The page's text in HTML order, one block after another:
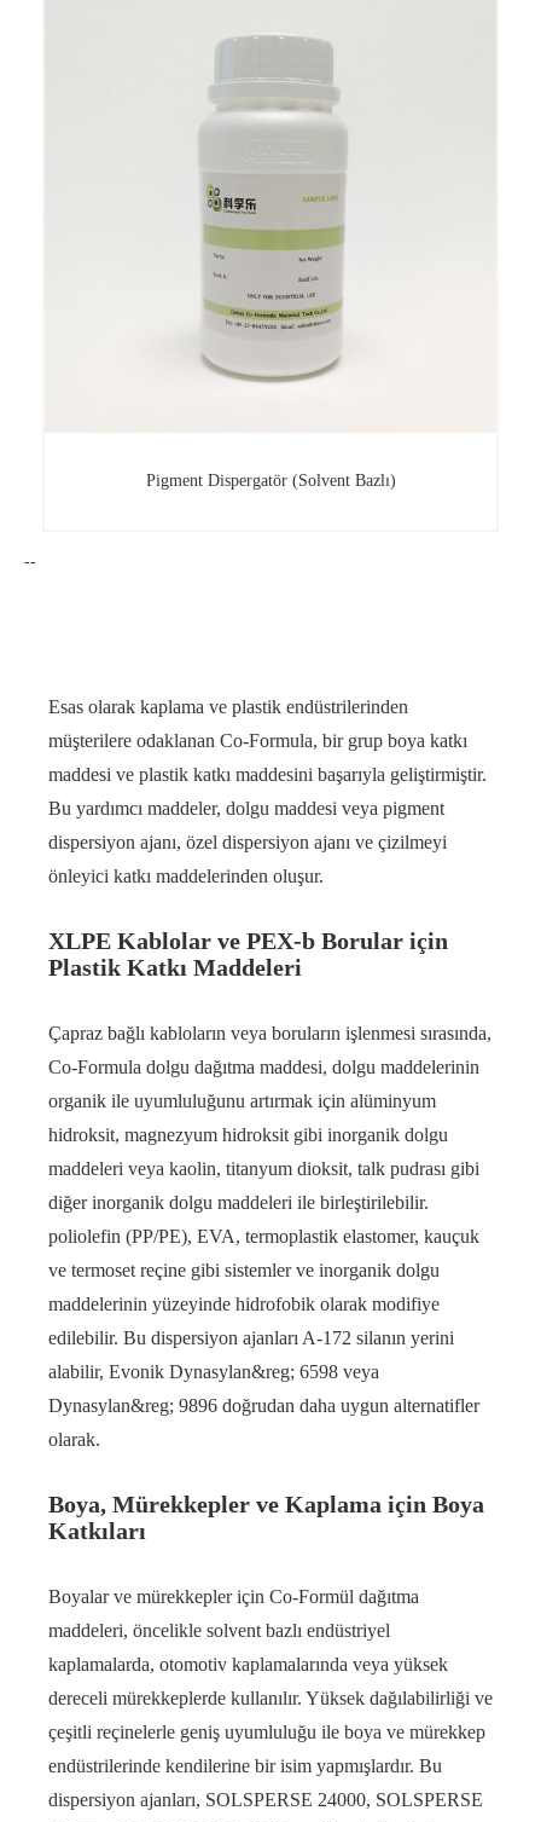
Pigment Dispergatör (Solvent Bazlı)
--
Esas olarak kaplama ve plastik endüstrilerinden
müşterilere odaklanan Co-Formula, bir grup boya katkı
maddesi ve plastik katkı maddesini başarıyla geliştirmiştir.
Bu yardımcı maddeler, dolgu maddesi veya pigment
dispersiyon ajanı, özel dispersiyon ajanı ve çizilmeyi
önleyici katkı maddelerinden oluşur.
XLPE Kablolar ve PEX-b Borular için
Plastik Katkı Maddeleri
Çapraz bağlı kabloların veya boruların işlenmesi sırasında,
Co-Formula dolgu dağıtma maddesi, dolgu maddelerinin
organik ile uyumluluğunu artırmak için alüminyum
hidroksit, magnezyum hidroksit gibi inorganik dolgu
maddeleri veya kaolin, titanyum dioksit, talk pudrası gibi
diğer inorganik dolgu maddeleri ile birleştirilebilir.
poliolefin (PP/PE), EVA, termoplastik elastomer, kauçuk
ve termoset reçine gibi sistemler ve inorganik dolgu
maddelerinin yüzeyinde hidrofobik olarak modifiye
edilebilir. Bu dispersiyon ajanları A-172 silanın yerini
alabilir, Evonik Dynasylan&reg; 6598 veya
Dynasylan&reg; 9896 doğrudan daha uygun alternatifler
olarak.
Boya, Mürekkepler ve Kaplama için Boya
Katkıları
Boyalar ve mürekkepler için Co-Formül dağıtma
maddeleri, öncelikle solvent bazlı endüstriyel
kaplamalarda, otomotiv kaplamalarında veya yüksek
dereceli mürekkeplerde kullanılır. Yüksek dağılabilirliği ve
çeşitli reçinelerle geniş uyumluluğu ile boya ve mürekkep
endüstrilerinde kendilerine bir isim yapmışlardır. Bu
dispersiyon ajanları, SOLSPERSE 24000, SOLSPERSE